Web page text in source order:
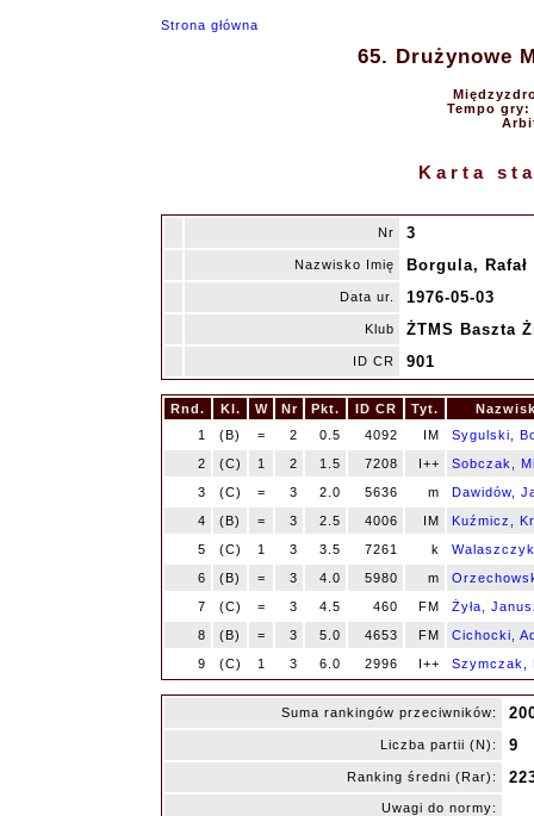
Strona główna
65. Drużynowe
Tempo gry:
Karta
Nr 3
Nazwisko Imię Borgula, Rafał
Data ur. 1976-05-03
Klub ŻTMS Baszta
ID CR 901
Rnd. Kl. W Nr Pkt. ID CR Tyt.
1
(B) = 2 0.5 4092 IM
Sygulski,
2
(C) 1 2 1.5 7208 I++
Sobczak,
3
(C) = 3 2.0 5636 m
Dawidów,
4
(B) = 3 2.5 4006 IM
Kuźmicz,
5
(C) 1 3 3.5 7261 k
6
(B) = 3 4.0 5980 m
7
(C) = 3 4.5 460 FM
Żyła,
8
(B) = 3 5.0 4653 FM
Cichocki,
9
(C) 1 3 6.0 2996 I++ Szymczak,
Suma rankingów przeciwników:
Liczba partii (N): 9
Ranking średni (Rar):
Uwagi do normy: